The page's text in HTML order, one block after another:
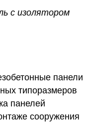
с изолятором
панели
типоразмеров
панелей
сооружения